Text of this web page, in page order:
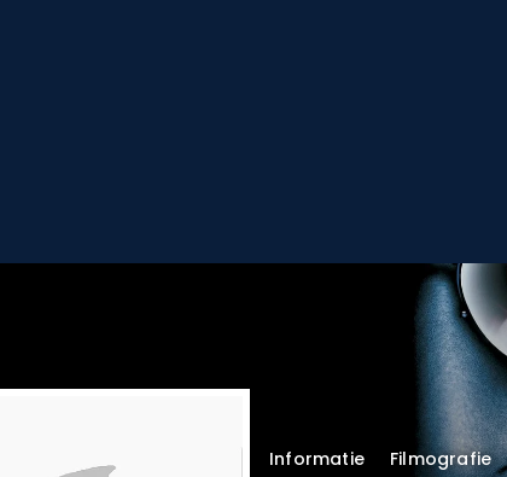
Informatie Filmografie